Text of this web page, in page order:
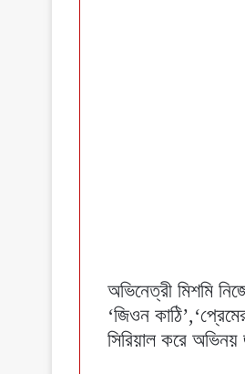
অভিনেত্রী মিশমি
‘জিওন
সিরিয়াল করে